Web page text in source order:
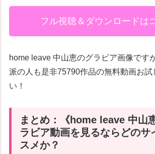
フル視聴＆ダウンロードは
home leave 中山恵のグラビア画像です
派の人も是非75790作品の無料動画お試
い！
まとめ：《home leave 中山
ラビア動画を見るならどのサ
スメか？